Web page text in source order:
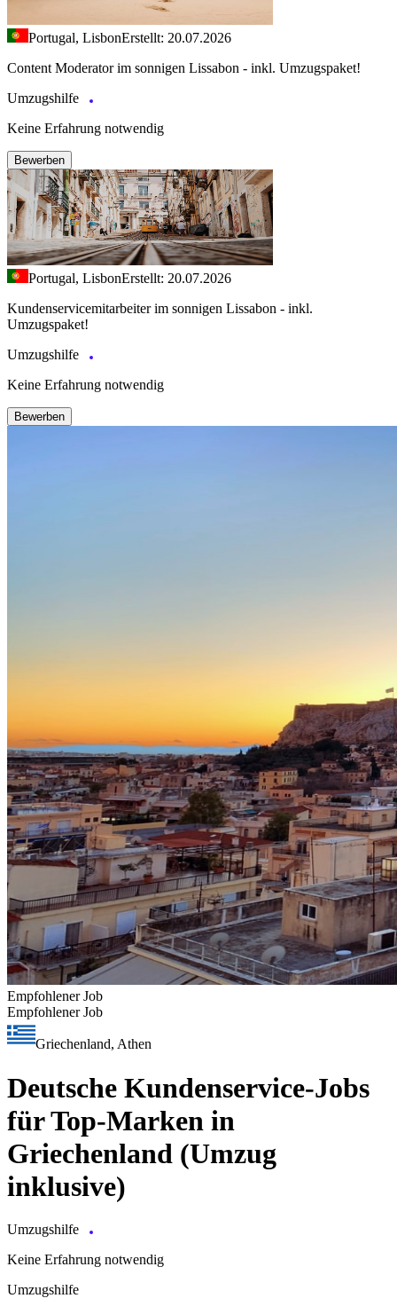
Portugal, LisbonErstellt: 20.07.2026
Content Moderator im sonnigen Lissabon - inkl. Umzugspaket!
Umzugshilfe
Keine Erfahrung notwendig
Bewerben
Portugal, LisbonErstellt: 20.07.2026
Kundenservicemitarbeiter im sonnigen Lissabon - inkl.
Umzugspaket!
Umzugshilfe
Keine Erfahrung notwendig
Bewerben
Empfohlener Job
Empfohlener Job
Griechenland, Athen
Deutsche Kundenservice-Jobs
für Top-Marken in
Griechenland (Umzug
inklusive)
Umzugshilfe
Keine Erfahrung notwendig
Umzugshilfe